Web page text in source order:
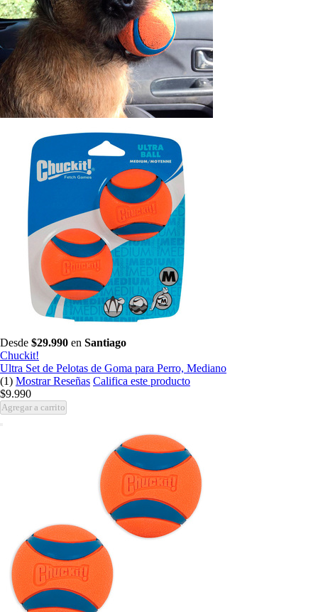
Desde $29.990 en Santiago
Chuckit!
Ultra Set de Pelotas de Goma para Perro, Mediano
(1) Mostrar Reseñas Califica este producto
$9.990
Agregar a carrito